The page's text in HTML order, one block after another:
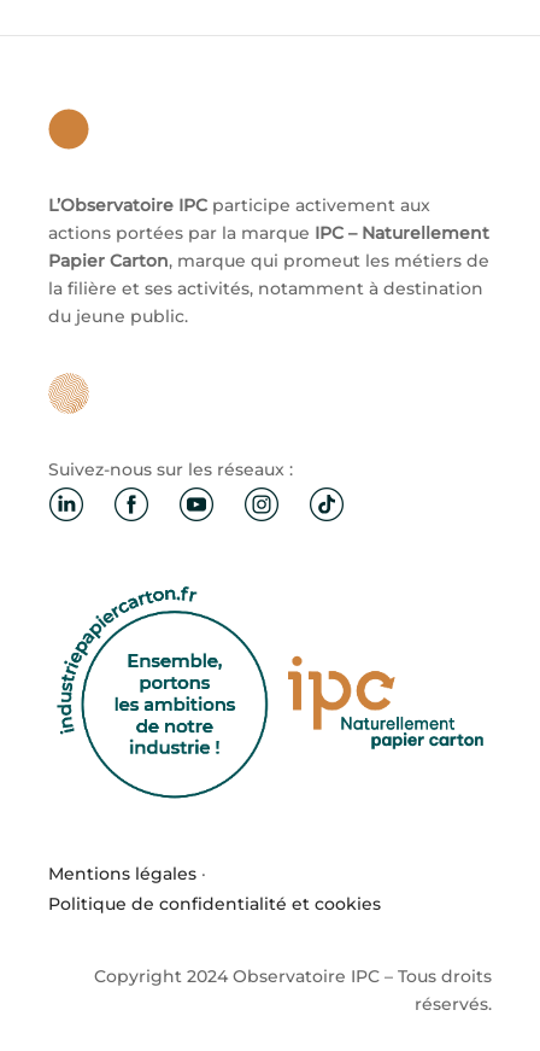
L’Observatoire IPC participe activement aux
actions portées par la marque IPC – Naturellement
Papier Carton, marque qui promeut les métiers de
la filière et ses activités, notamment à destination
du jeune public.
Suivez-nous sur les réseaux :
Mentions légales ·
Politique de confidentialité et cookies
Copyright 2024 Observatoire IPC – Tous droits
réservés.